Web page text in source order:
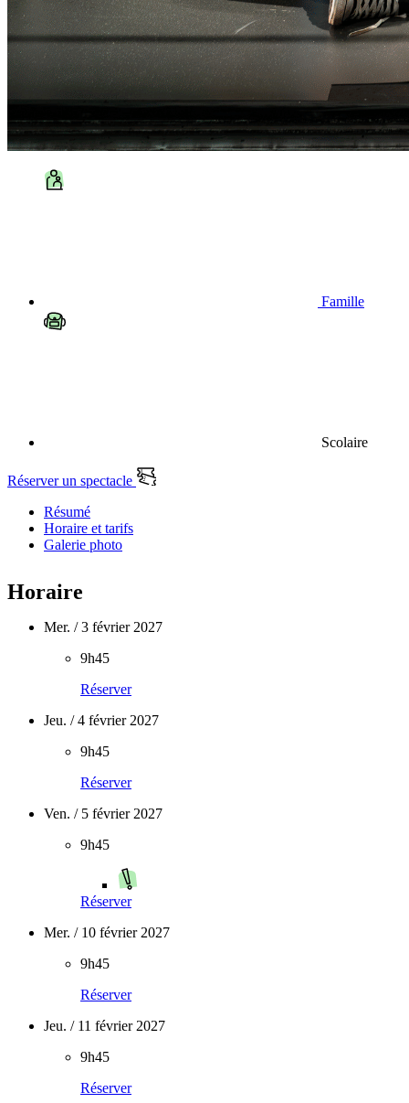
Famille
Scolaire
Réserver un spectacle
Résumé
Horaire et tarifs
Galerie photo
Horaire
Mer. / 3 février 2027
9h45
Réserver
Jeu. / 4 février 2027
9h45
Réserver
Ven. / 5 février 2027
9h45
Réserver
Mer. / 10 février 2027
9h45
Réserver
Jeu. / 11 février 2027
9h45
Réserver